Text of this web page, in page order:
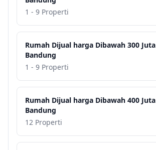
1 - 9 Properti
Rumah Dijual harga Dibawah 300 Juta
Bandung
1 - 9 Properti
Rumah Dijual harga Dibawah 400 Juta
Bandung
12 Properti